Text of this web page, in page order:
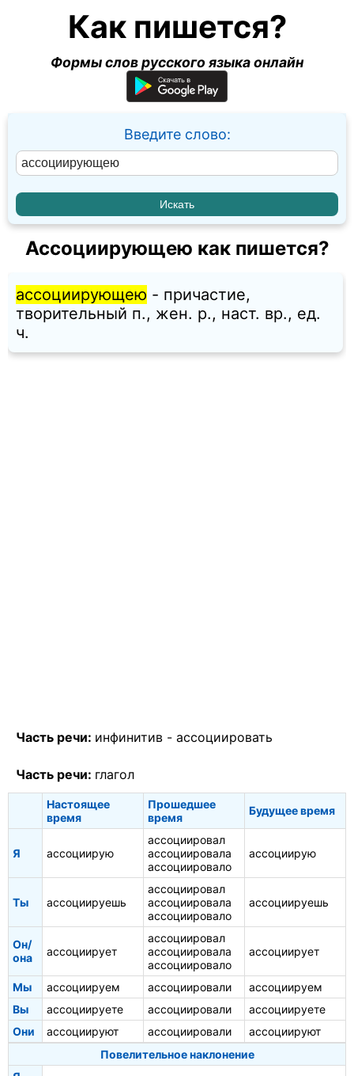
Как пишется?
Формы слов русского языка онлайн
Введите слово:
Ассоциирующею как пишется?
ассоциирующею - причастие,
творительный п., жен. p., наст. вр., ед.
ч.
Часть речи: инфинитив - ассоциировать
Часть речи: глагол
Настоящее
время
Прошедшее
время
Будущее время
Я ассоциирую
ассоциировал
ассоциировала
ассоциировало
ассоциирую
Ты ассоциируешь
ассоциировал
ассоциировала
ассоциировало
ассоциируешь
Он/
она
ассоциирует
ассоциировал
ассоциировала
ассоциировало
ассоциирует
Мы ассоциируем ассоциировали
ассоциируем
Вы
ассоциируете ассоциировали
ассоциируете
Они
ассоциируют ассоциировали
ассоциируют
Повелительное наклонение